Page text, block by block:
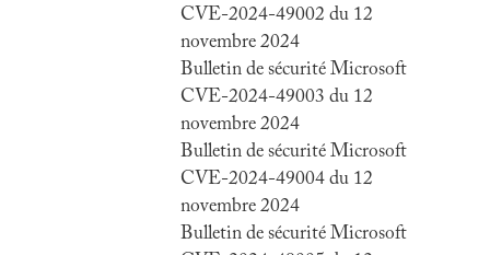
CVE-2024-49002 du 12
novembre 2024
Bulletin de sécurité Microsoft
CVE-2024-49003 du 12
novembre 2024
Bulletin de sécurité Microsoft
CVE-2024-49004 du 12
novembre 2024
Bulletin de sécurité Microsoft